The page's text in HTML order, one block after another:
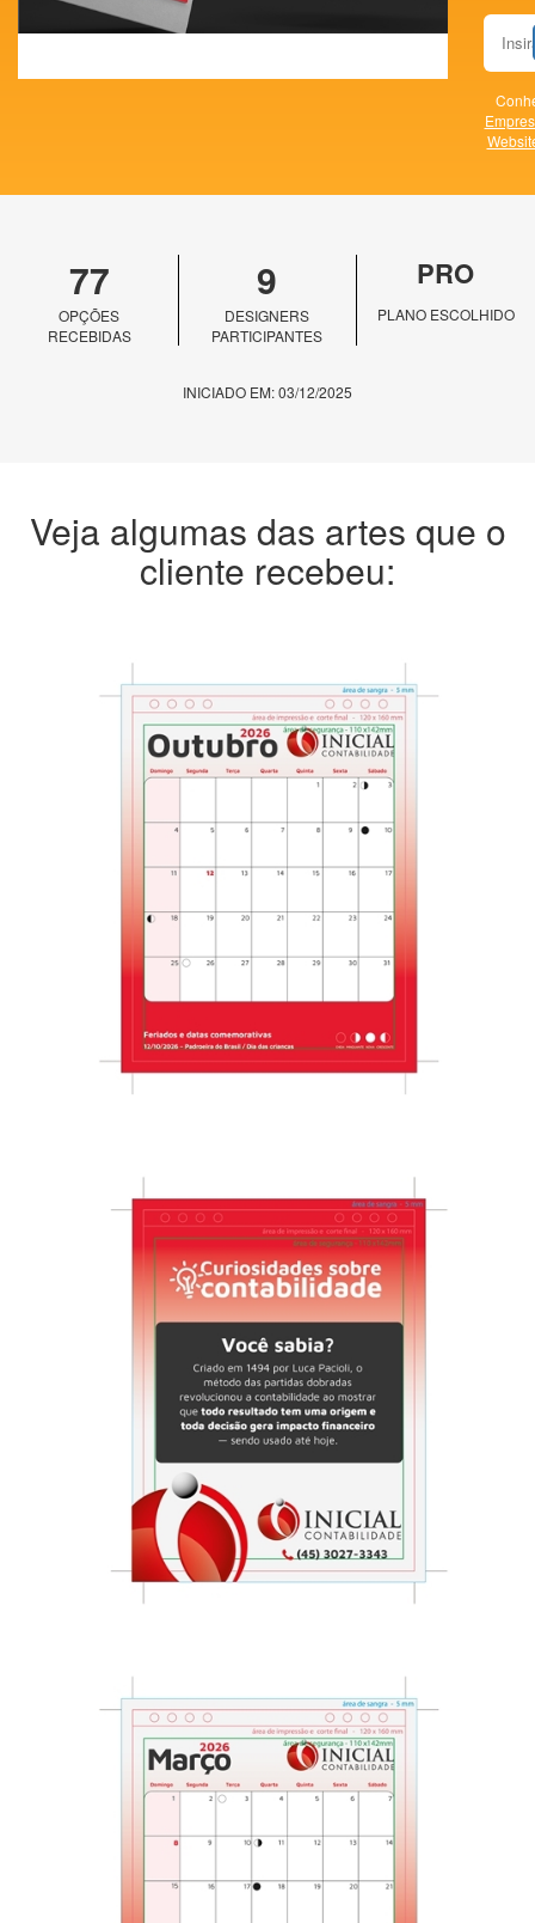
77
OPÇÕES
RECEBIDAS
9
DESIGNERS
PARTICIPANTES
PRO
PLANO ESCOLHIDO
INICIADO EM: 03/12/2025
Veja algumas das artes que o
cliente recebeu: